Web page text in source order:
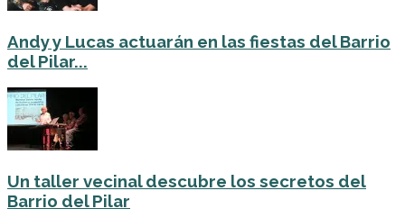
Andy y Lucas actuarán en las fiestas del Barrio
del Pilar...
Un taller vecinal descubre los secretos del
Barrio del Pilar